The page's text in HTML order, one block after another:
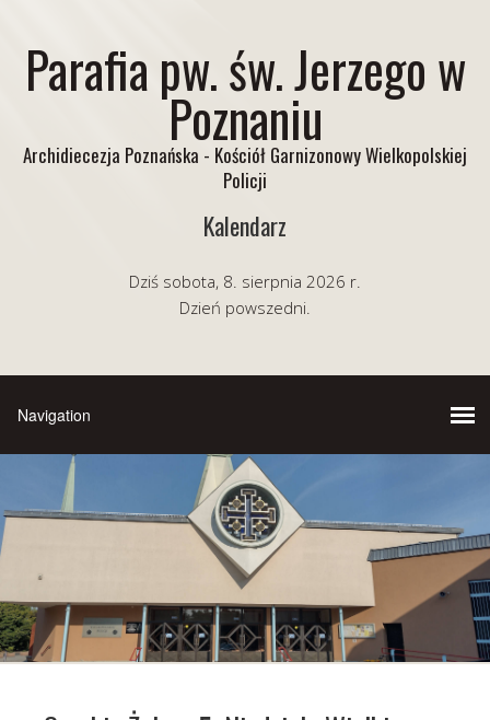
Parafia pw. św. Jerzego w
Poznaniu
Archidiecezja Poznańska - Kościół Garnizonowy Wielkopolskiej
Policji
Kalendarz
Dziś sobota, 8. sierpnia 2026 r.
Dzień powszedni.